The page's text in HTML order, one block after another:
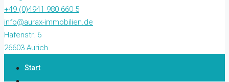
+49 (0)4941 980 660 5
info@aurax-immobilien.de
Hafenstr. 6
26603 Aurich
Start